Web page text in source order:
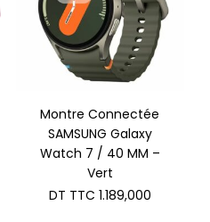
Montre Connectée
SAMSUNG Galaxy
Watch 7 / 40 MM –
Vert
DT TTC 1.189,000